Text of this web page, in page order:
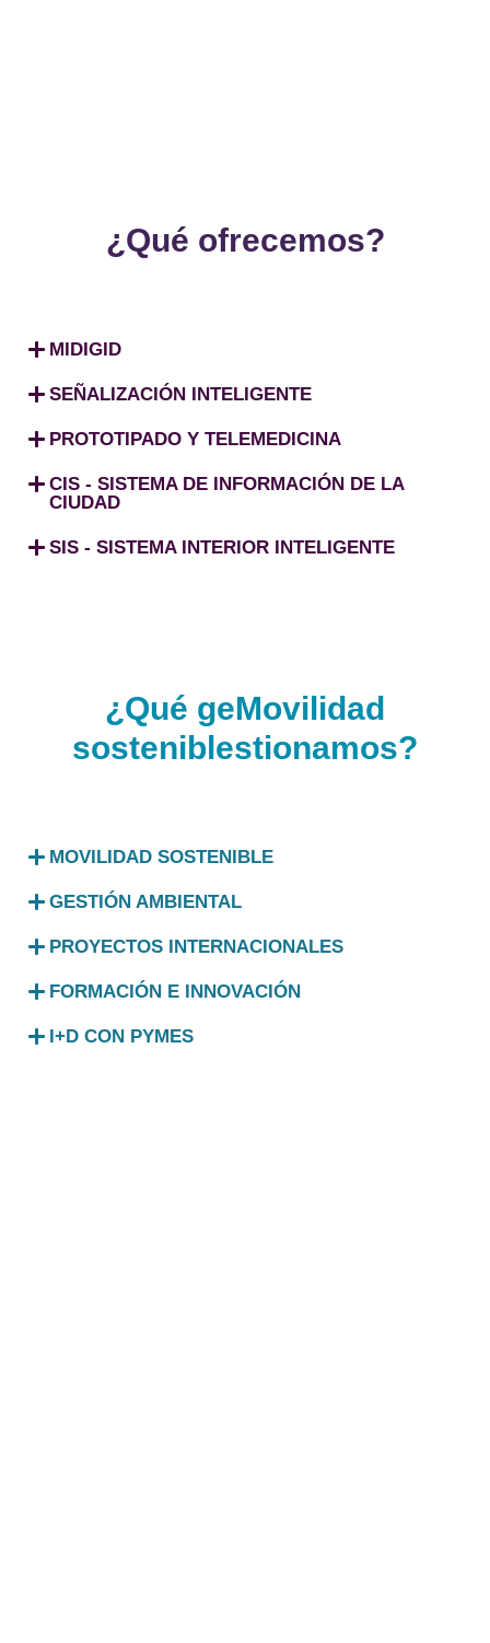
¿Qué ofrecemos?
MIDIGID
SEÑALIZACIÓN INTELIGENTE
PROTOTIPADO Y TELEMEDICINA
CIS - SISTEMA DE INFORMACIÓN DE LA
CIUDAD
SIS - SISTEMA INTERIOR INTELIGENTE
¿Qué geMovilidad
sosteniblestionamos?
MOVILIDAD SOSTENIBLE
GESTIÓN AMBIENTAL
PROYECTOS INTERNACIONALES
FORMACIÓN E INNOVACIÓN
I+D CON PYMES